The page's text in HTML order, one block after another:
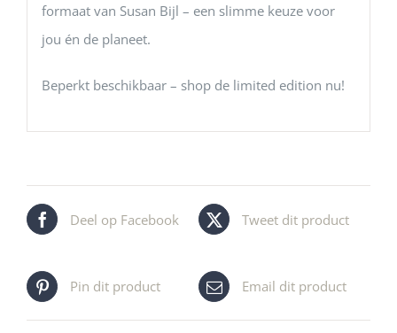
formaat van Susan Bijl – een slimme keuze voor
jou én de planeet.
Beperkt beschikbaar – shop de limited edition nu!
Deel op Facebook Tweet dit product
Pin dit product Email dit product